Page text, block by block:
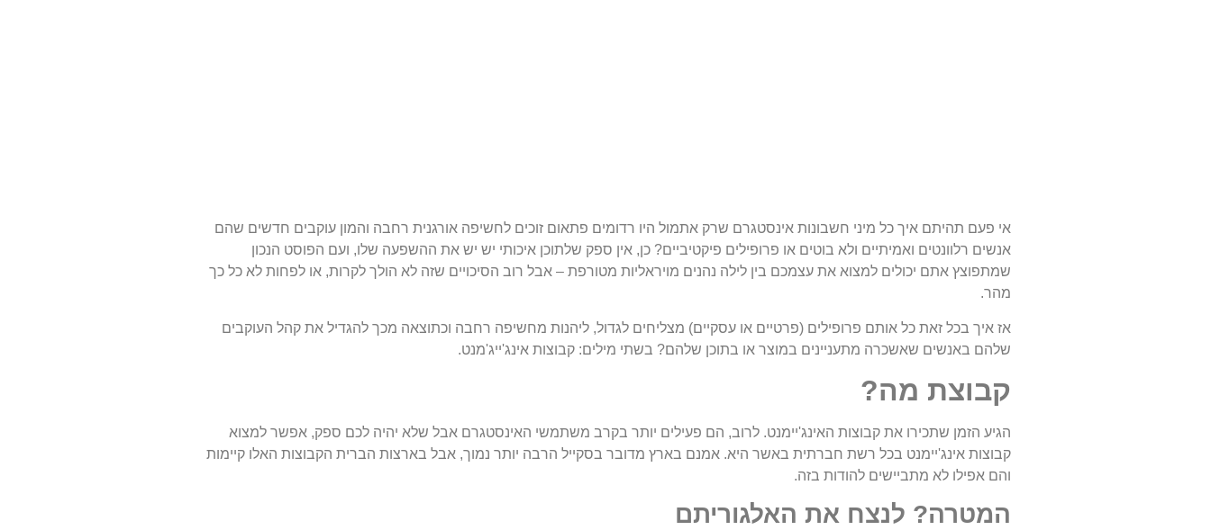
אי פעם תהיתם איך כל מיני חשבונות אינסטגרם שרק אתמול היו רדומים פתאום זוכים לחשיפה אורגנית רחבה והמון עוקבים חדשים שהם
אנשים רלוונטים ואמיתיים ולא בוטים או פרופילים פיקטיביים? כן, אין ספק שלתוכן איכותי יש יש את ההשפעה שלו, ועם הפוסט הנכון
שמתפוצץ אתם יכולים למצוא את עצמכם בין לילה נהנים מויראליות מטורפת – אבל רוב הסיכויים שזה לא הולך לקרות, או לפחות לא כל כך
מהר.
אז איך בכל זאת כל אותם פרופילים (פרטיים או עסקיים) מצליחים לגדול, ליהנות מחשיפה רחבה וכתוצאה מכך להגדיל את קהל העוקבים
שלהם באנשים שאשכרה מתעניינים במוצר או בתוכן שלהם? בשתי מילים: קבוצות אינג'ייג'מנט.
קבוצת מה?
הגיע הזמן שתכירו את קבוצות האינג'יימנט. לרוב, הם פעילים יותר בקרב משתמשי האינסטגרם אבל שלא יהיה לכם ספק, אפשר למצוא
קבוצות אינג'יימנט בכל רשת חברתית באשר היא. אמנם בארץ מדובר בסקייל הרבה יותר נמוך, אבל בארצות הברית הקבוצות האלו קיימות
והם אפילו לא מתביישים להודות בזה.
המטרה? לנצח את האלגוריתם